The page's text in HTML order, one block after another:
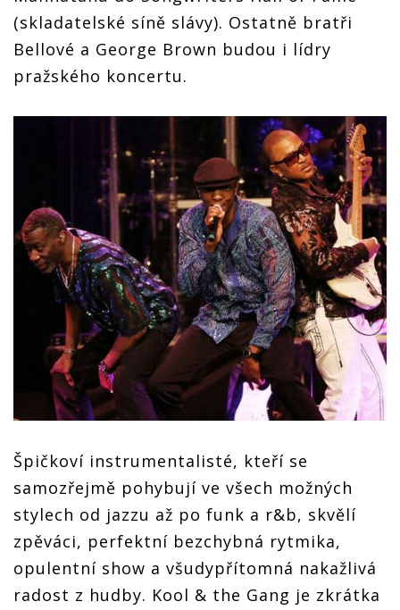
(skladatelské síně slávy). Ostatně bratři
Bellové a George Brown budou i lídry
pražského koncertu.
Špičkoví instrumentalisté, kteří se
samozřejmě pohybují ve všech možných
stylech od jazzu až po funk a r&b, skvělí
zpěváci, perfektní bezchybná rytmika,
opulentní show a všudypřítomná nakažlivá
radost z hudby. Kool & the Gang je zkrátka